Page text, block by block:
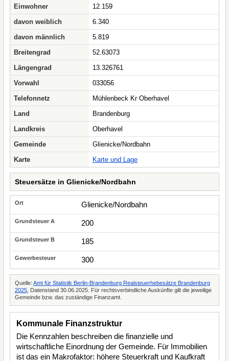
Einwohner
12.159
davon weiblich
6.340
davon männlich
5.819
Breitengrad
52.63073
Längengrad
13.326761
Vorwahl
033056
Telefonnetz
Mühlenbeck Kr Oberhavel
Land
Brandenburg
Landkreis
Oberhavel
Gemeinde
Glienicke/Nordbahn
Karte
Karte und Lage
Steuersätze in Glienicke/Nordbahn
Glienicke/Nordbahn
200
185
300
Quelle: Amt für Statistik Berlin-Brandenburg Realsteuerhebesätze Brandenburg
2025 , Datenstand 30.06.2025. Für rechtsverbindliche Auskünfte gilt die jeweilige
Gemeinde bzw. das zuständige Finanzamt.
Kommunale Finanzstruktur
Die Kennzahlen beschreiben die finanzielle und
wirtschaftliche Einordnung der Gemeinde. Für Immobilien
ist das ein Makrofaktor: höhere Steuerkraft und Kaufkraft